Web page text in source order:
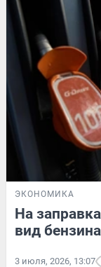
ЭКОНОМИКА
На
вид
3 июля, 2026, 13:07